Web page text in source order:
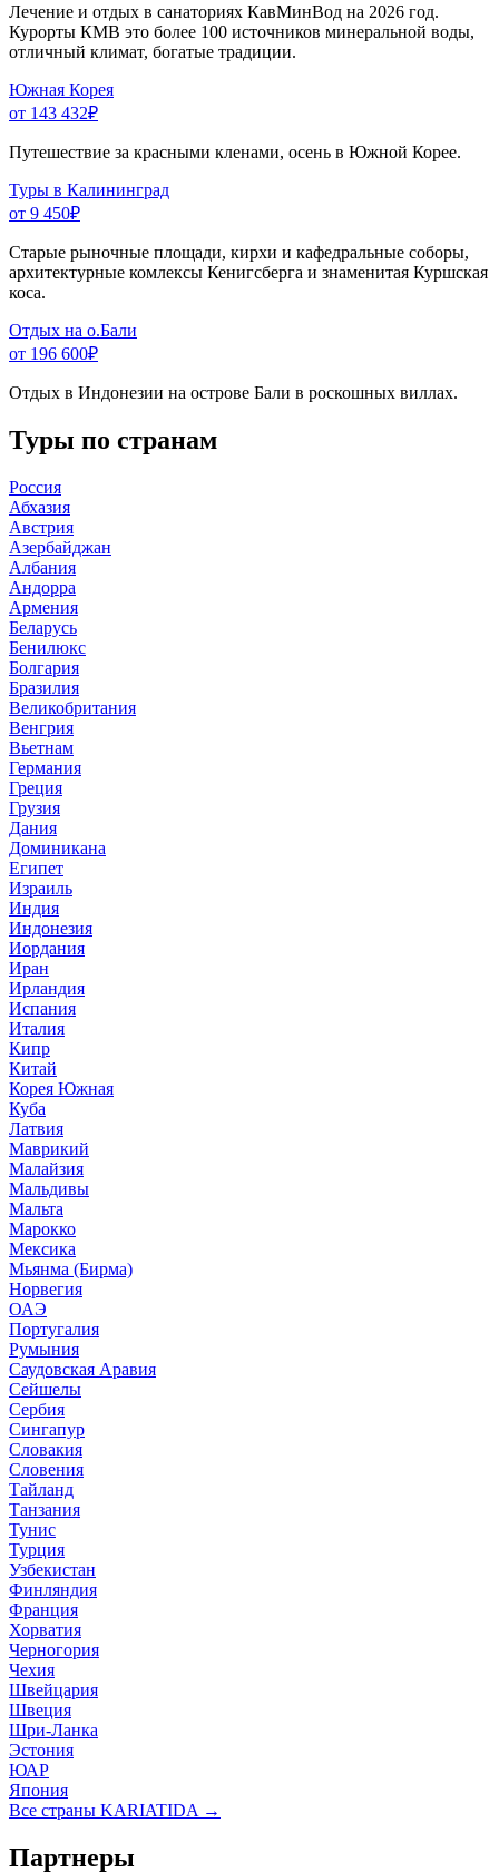
Лечение и отдых в санаториях КавМинВод на 2026 год.
Курорты КМВ это более 100 источников минеральной воды,
отличный климат, богатые традиции.
Южная Корея
от 143 432₽
Путешествие за красными кленами, осень в Южной Корее.
Туры в Калининград
от 9 450₽
Старые рыночные площади, кирхи и кафедральные соборы,
архитектурные комлексы Кенигсберга и знаменитая Куршская
коса.
Отдых на о.Бали
от 196 600₽
Отдых в Индонезии на острове Бали в роскошных виллах.
Туры по странам
Россия
Абхазия
Австрия
Азербайджан
Албания
Андорра
Армения
Беларусь
Бенилюкс
Болгария
Бразилия
Великобритания
Венгрия
Вьетнам
Германия
Греция
Грузия
Дания
Доминикана
Египет
Израиль
Индия
Индонезия
Иордания
Иран
Ирландия
Испания
Италия
Кипр
Китай
Корея Южная
Куба
Латвия
Маврикий
Малайзия
Мальдивы
Мальта
Марокко
Мексика
Мьянма (Бирма)
Норвегия
ОАЭ
Португалия
Румыния
Саудовская Аравия
Сейшелы
Сербия
Сингапур
Словакия
Словения
Тайланд
Танзания
Тунис
Турция
Узбекистан
Финляндия
Франция
Хорватия
Черногория
Чехия
Швейцария
Швеция
Шри-Ланка
Эстония
ЮАР
Япония
Все страны KARIATIDA →
Партнеры